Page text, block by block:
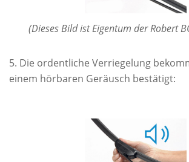
(Dieses Bild ist Eigentum der Robert
Die ordentliche Verriegelung
einem hörbaren Geräusch bestätigt: